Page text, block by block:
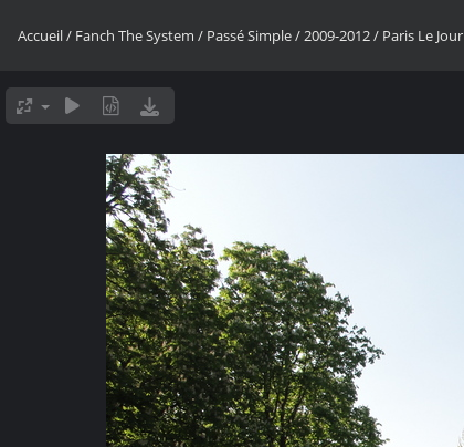
Accueil/ Fanch The System / Passé Simple/2009-2012/ Paris Le Jour